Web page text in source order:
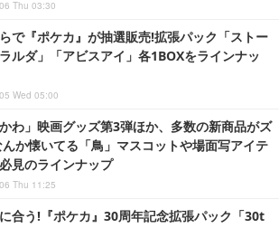
Thu 03:30
で『ポケカ』が抽選販売!拡張パック「ストー
ルダ」「アビスアイ」各1BOXをラインナッ
Wed 05:00
かわ」映画グッズ第3弾ほか、多数の新商品がズ
か懐いてる「鳥」マスコットや場面写アイテ
見のラインナップ
Thu 11:25
合う!『ポケカ』30周年記念拡張パック「30t